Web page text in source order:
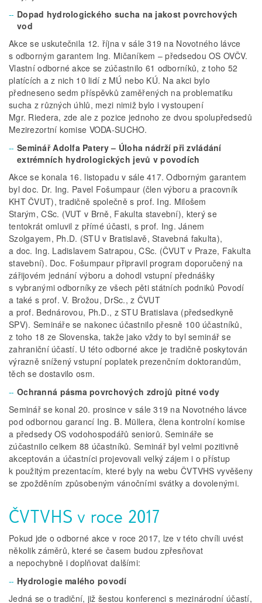
Dopad hydrologického sucha na jakost povrchových
vod
Akce se uskutečnila 12. října v sále 319 na Novotného lávce
s odborným garantem Ing. Mičaníkem – předsedou OS OVČV.
Vlastní odborné akce se zúčastnilo 61 odborníků, z toho 52
platících a z nich 10 lidí z MÚ nebo KÚ. Na akci bylo
předneseno sedm příspěvků zaměřených na problematiku
sucha z různých úhlů, mezi nimiž bylo i vystoupení
Mgr. Riedera, zde ale z pozice jednoho ze dvou spolupředsedů
Mezirezortní komise VODA­‑SUCHO.
Seminář Adolfa Patery – Úloha nádrží při zvládání
extrémních hydrologických jevů v povodích
Akce se konala 16. listopadu v sále 417. Odborným garantem
byl doc. Dr. Ing. Pavel Fošumpaur (člen výboru a pracovník
KHT ČVUT), tradičně společně s prof. Ing. Milošem
Starým, CSc. (VUT v Brně, Fakulta stavební), který se
tentokrát omluvil z přímé účasti, s prof. Ing. Jánem
Szolgayem, Ph.D. (STU v Bratislavě, Stavebná fakulta),
a doc. Ing. Ladislavem Satrapou, CSc. (ČVUT v Praze, Fakulta
stavební). Doc. Fošumpaur připravil program doporučený na
zářijovém jednání výboru a dohodl vstupní přednášky
s vybranými odborníky ze všech pěti státních podniků Povodí
a také s prof. V. Brožou, DrSc., z ČVUT
a prof. Bednárovou, Ph.D., z STU Bratislava (předsedkyně
SPV). Semináře se nakonec účastnilo přesně 100 účastníků,
z toho 18 ze Slovenska, takže jako vždy to byl seminář se
zahraniční účastí. U této odborné akce je tradičně poskytován
výrazně snížený vstupní poplatek prezenčním doktorandům,
těch se dostavilo osm.
Ochranná pásma povrchových zdrojů pitné vody
Seminář se konal 20. prosince v sále 319 na Novotného lávce
pod odbornou garancí Ing. B. Müllera, člena kontrolní komise
a předsedy OS vodohospodářů seniorů. Semináře se
zúčastnilo celkem 88 účastníků. Seminář byl velmi pozitivně
akceptován a účastníci projevovali velký zájem i o přístup
k použitým prezentacím, které byly na webu ČVTVHS vyvěšeny
se zpožděním způsobeným vánočními svátky a dovolenými.
ČVTVHS v roce 2017
Pokud jde o odborné akce v roce 2017, lze v této chvíli uvést
několik záměrů, které se časem budou zpřesňovat
a nepochybně i doplňovat dalšími:
Hydrologie malého povodí
Jedná se o tradiční, již šestou konferenci s mezinárodní účastí,